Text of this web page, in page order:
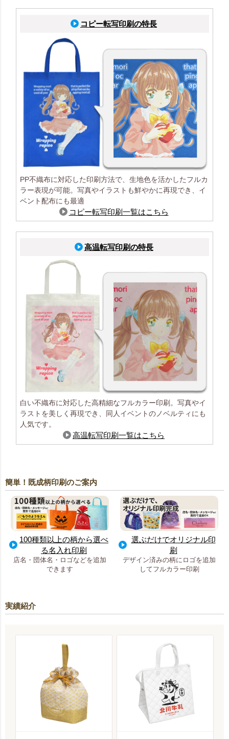
コピー転写印刷の特長
PP不織布に対応した印刷方法で、生地色を活かしたフルカ
ラー表現が可能。写真やイラストも鮮やかに再現でき、イ
ベント配布にも最適
コピー転写印刷一覧はこちら
高温転写印刷の特長
白い不織布に対応した高精細なフルカラー印刷。写真やイ
ラストを美しく再現でき、同人イベントのノベルティにも
人気です。
高温転写印刷一覧はこちら
簡単！既成柄印刷のご案内
100種類以上の柄から選べ
る名入れ印刷
店名・団体名・ロゴなどを追加
できます
選ぶだけでオリジナル印
刷
デザイン済みの柄にロゴを追加
してフルカラー印刷
実績紹介